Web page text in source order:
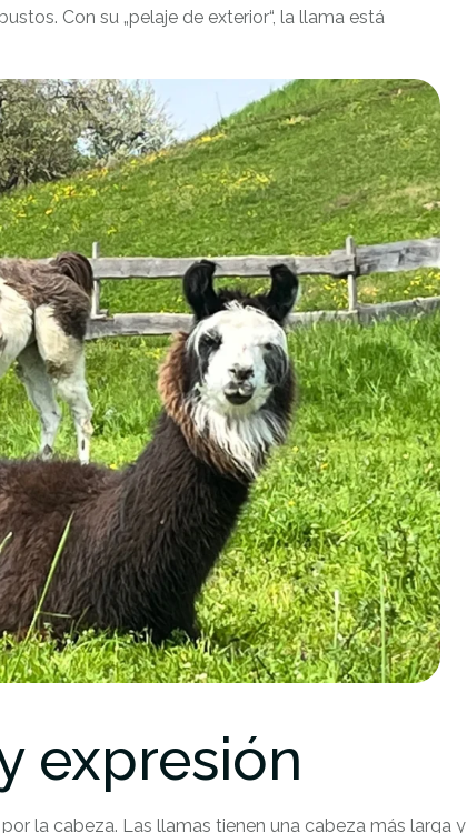
Con su „pelaje de exterior“, la llama está
expresión
la cabeza. Las llamas tienen una cabeza más larga y